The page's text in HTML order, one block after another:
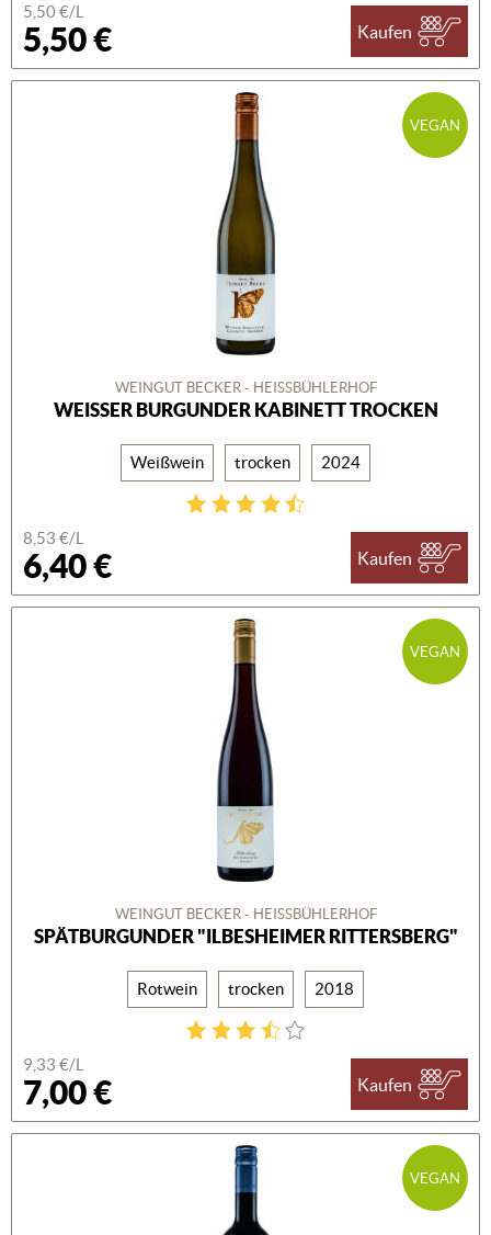
5,50 €/L
5,50 € Kaufen
VEGAN
WEINGUT BECKER - HEISSBÜHLERHOF
WEISSER BURGUNDER KABINETT TROCKEN
Weißwein trocken 2024
8,53 €/L
6,40 € Kaufen
VEGAN
WEINGUT BECKER - HEISSBÜHLERHOF
SPÄTBURGUNDER "ILBESHEIMER RITTERSBERG"
Rotwein trocken 2018
9,33 €/L
7,00 € Kaufen
VEGAN